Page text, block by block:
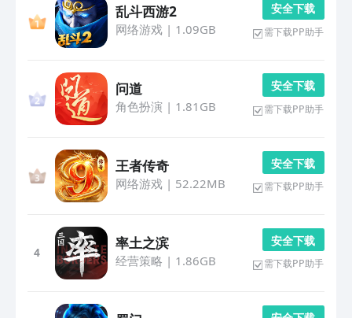
乱斗西游2
网络游戏| 1.09GB
安 全 下 载
需下载PP助手
问道
角色扮演 | 1.81GB
安 全 下 载
需下载PP助手
王者传奇
网络游戏| 52.22MB
安 全 下 载
需下载PP助手
4
率土之滨
经营策略 | 1.86GB
安 全 下 载
需下载PP助手